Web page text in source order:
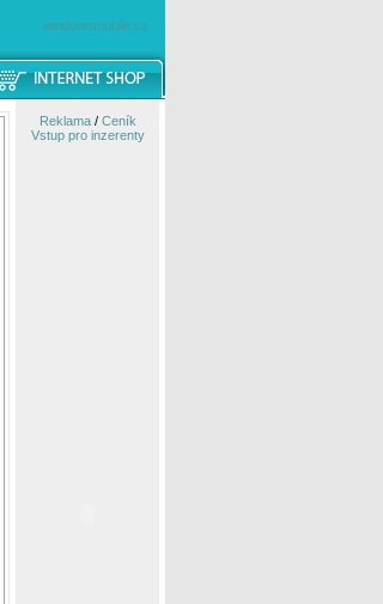
windowsmobile.cz
Reklama/ Ceník
Vstup pro inzerenty